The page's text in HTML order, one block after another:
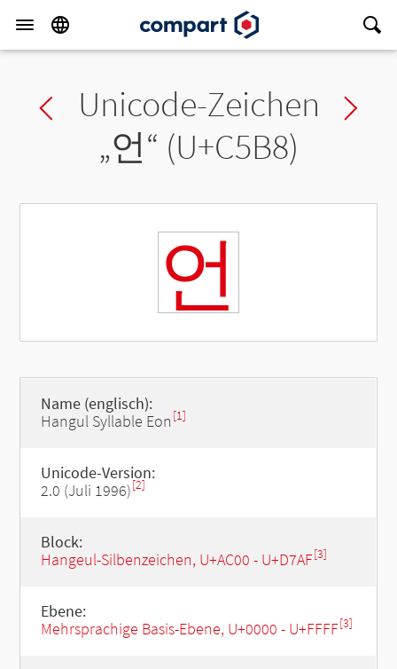
Previous char
Unicode-Zeichen
„언“ (U+C5B8)
언
Name (englisch):
Hangul Syllable Eon [1]
Unicode-Version:
2.0 (Juli 1996)[2]
Block:
Hangeul-Silbenzeichen, U+AC00 - U+D7AF[3]
Ebene:
Mehrsprachige Basis-Ebene, U+0000 - U+FFFF[3]